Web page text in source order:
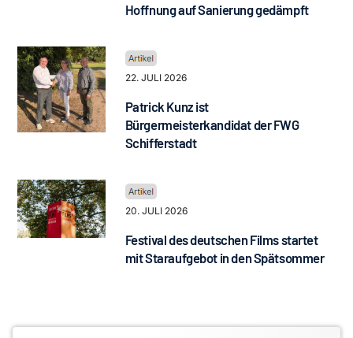
Hoffnung auf Sanierung gedämpft
22. JULI 2026
Patrick Kunz ist
Bürgermeisterkandidat der FWG
Schifferstadt
20. JULI 2026
Festival des deutschen Films startet
mit Staraufgebot in den Spätsommer